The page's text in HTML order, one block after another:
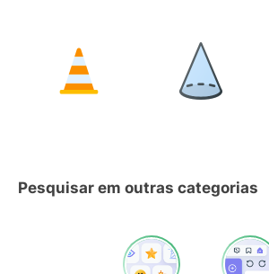
Pesquisar em outras categorias